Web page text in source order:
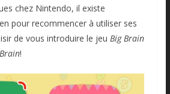
chez Nintendo, il existe
pour recommencer à utiliser ses
de vous introduire le jeu Big Brain
!